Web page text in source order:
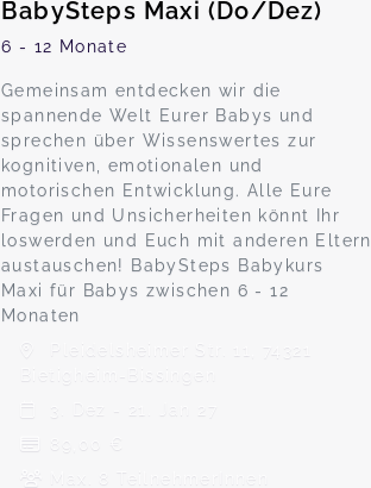
BabySteps Maxi (Do/Dez)
6 - 12 Monate
Gemeinsam entdecken wir die
spannende Welt Eurer Babys und
sprechen über Wissenswertes zur
kognitiven, emotionalen und
motorischen Entwicklung. Alle Eure
Fragen und Unsicherheiten könnt Ihr
loswerden und Euch mit anderen Eltern
austauschen! BabySteps Babykurs
Maxi für Babys zwischen 6 - 12
Monaten
Pleidelsheimer Str. 11, 74321
Bietigheim-Bissingen
3. Dez - 21. Jan 27
89,00 €
Max. 8 TeilnehmerInnen